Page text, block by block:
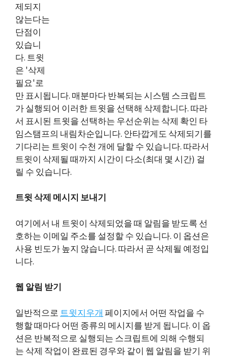
제되지
않는다는
단점이
있습니
다. 트윗
은 '삭제
필요'로
만 표시됩니다. 매분마다 반복되는 시스템 스크립트
가 실행되어 이러한 트윗을 선택해 삭제합니다. 따라
서 표시된 트윗을 선택하는 우선순위는 삭제 확인 타
임스탬프의 내림차순입니다. 안타깝게도 삭제되기를
기다리는 트윗이 수천 개에 달할 수 있습니다. 따라서
트윗이 삭제될 때까지 시간이 다소(최대 몇 시간) 걸
릴 수 있습니다.
트윗 삭제 메시지 보내기
여기에서 내 트윗이 삭제되었을 때 알림을 받도록 선
호하는 이메일 주소를 설정할 수 있습니다. 이 옵션은
사용 빈도가 높지 않습니다. 따라서 곧 삭제될 예정입
니다.
웹 알림 받기
일반적으로 트윗지우개 페이지에서 어떤 작업을 수
행할 때마다 어떤 종류의 메시지를 받게 됩니다. 이 옵
션은 반복적으로 실행되는 스크립트에 의해 수행되
는 삭제 작업이 완료된 경우와 같이 웹 알림을 받기 위